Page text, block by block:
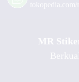
tokopedia.com/
MR